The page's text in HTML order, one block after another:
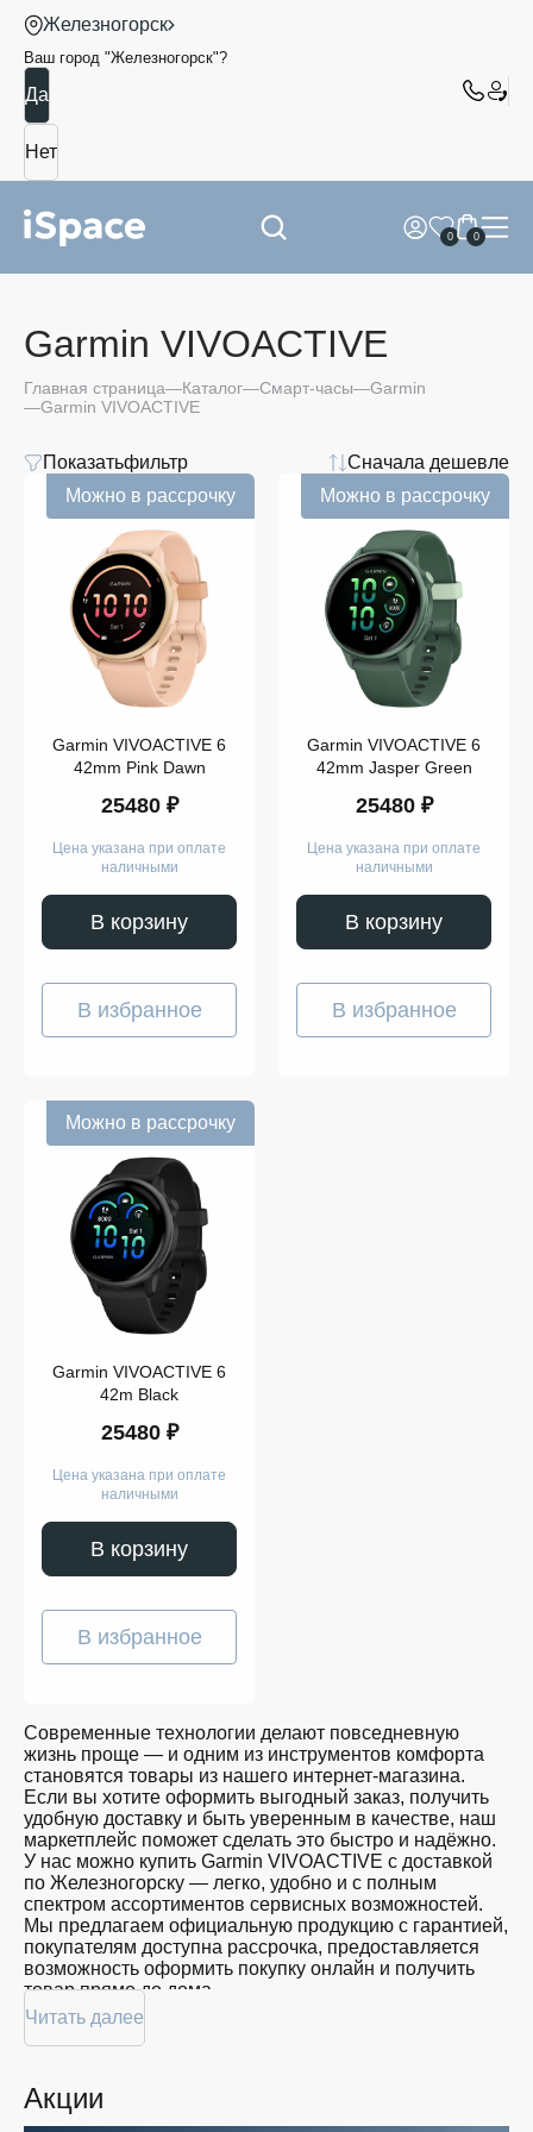
Железногорск
Ваш город "Железногорск"?
0 0
Garmin VIVOACTIVE
Главная страница Каталог Смарт-часы
Garmin
Garmin VIVOACTIVE
Показатьфильтр
Сначала дешевле
Можно в рассрочку
Garmin VIVOACTIVE 6
42mm Pink Dawn
25480 ₽
Цена указана при оплате
наличными
В корзину
В избранное
Можно в рассрочку
Garmin VIVOACTIVE 6
42mm Jasper Green
25480 ₽
Цена указана при оплате
наличными
В корзину
В избранное
Можно в рассрочку
Garmin VIVOACTIVE 6
42m Black
25480 ₽
Цена указана при оплате
наличными
В корзину
В избранное
Современные технологии делают повседневную
жизнь проще — и одним из инструментов комфорта
становятся товары из нашего интернет-магазина.
Если вы хотите оформить выгодный заказ, получить
удобную доставку и быть уверенным в качестве, наш
маркетплейс поможет сделать это быстро и надёжно.
У нас можно купить Garmin VIVOACTIVE с доставкой
по Железногорску — легко, удобно и с полным
спектром ассортиментов сервисных возможностей.
Мы предлагаем официальную продукцию с гарантией,
покупателям доступна рассрочка, предоставляется
возможность оформить покупку онлайн и получить
товар прямо до дома.
Покупателям доступна покупка Garmin VIVOACTIVE
по привлекательной цене: мы регулярно обновляем
предоставляем большой выбор продукции. В нашем
магазине в Железногорске вы всегда найдёте нужный
Читать далее
Акции